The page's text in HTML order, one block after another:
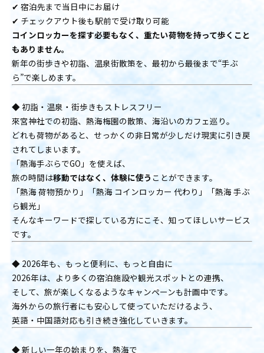
✔ 宿泊先まで当日中にお届け
✔ チェックアウト後も駅前で受け取り可能
コインロッカーを探す必要もなく、重たい荷物を持って歩くこと
もありません。
新年の街歩きや初詣、温泉街散策を、最初から最後まで“手ぶ
ら”で楽しめます。
◆ 初詣・温泉・街歩きもストレスフリー
來宮神社での初詣、熱海梅園の散策、海沿いのカフェ巡り。
どれも荷物があると、せっかくの非日常が少しだけ現実に引き戻
されてしまいます。
「熱海手ぶらでGO」を使えば、
旅の時間は移動ではなく、体験に使う ことができます。
「熱海 荷物預かり」「熱海 コインロッカー 代わり」「熱海 手ぶ
ら観光」
そんなキーワードで探している方にこそ、知ってほしいサービス
です。
◆ 2026年も、もっと便利に、もっと自由に
2026年は、より多くの宿泊施設や観光スポットとの連携、
そして、旅が楽しくなるようなキャンペーンも計画中です。
海外からの旅行者にも安心して使っていただけるよう、
英語・中国語対応も引き続き強化していきます。
◆ 新しい一年の始まりを、熱海で